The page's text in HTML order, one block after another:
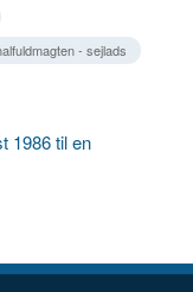
- sejlads
1986 til en